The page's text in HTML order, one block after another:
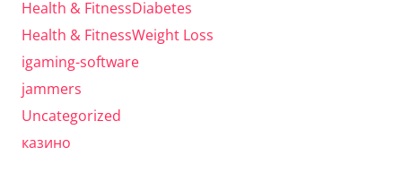
Health & FitnessDiabetes
Health & FitnessWeight Loss
igaming-software
jammers
Uncategorized
казино